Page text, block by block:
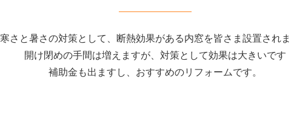
寒さと暑さの対策として、断熱効果がある内窓を皆さま設置され
開け閉めの手間は増えますが、対策として効果は大きいです
補助金も出ますし、おすすめのリフォームです。